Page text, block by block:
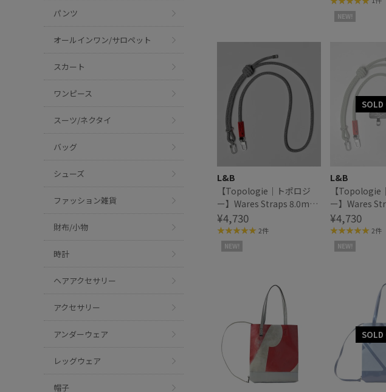
パンツ
オールインワン/サロペット
スカート
ワンピース
スーツ/ネクタイ
バッグ
シューズ
ファッション雑貨
財布/小物
時計
ヘアアクセサリー
アクセサリー
アンダーウェア
レッグウェア
帽子
NEW!
L&B
【Topologie｜トポロジ
ー】Wares Straps 8.0mm
Rope Strap ロープストラ
ップ
¥4,730
2件
NEW!
L&B
【Topologie
ー】Wares
Rope Strap ロ
ップ
¥4,730
2件
NEW!